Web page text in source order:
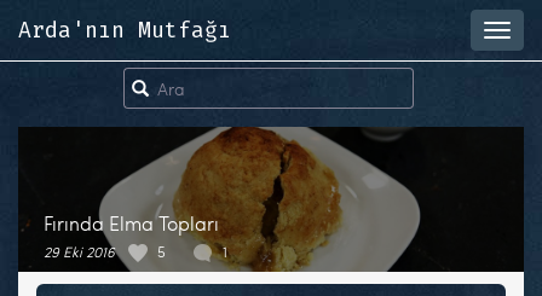
Arda'nın Mutfağı
Fırında Elma Topları
29 Eki 2016 5 1